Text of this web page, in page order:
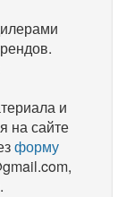
и
на сайте
форму